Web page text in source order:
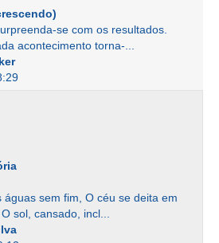
se com os resultados.
acontecimento torna-...
águas sem fim, O céu se deita em
sol, cansado, incl...